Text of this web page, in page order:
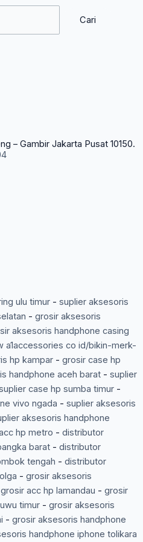
– Gambir Jakarta Pusat 10150.
ulu timur- suplier aksesoris
- grosir aksesoris
aksesoris handphone casing
a1accessories co id/bikin-merk-
hp kampar- grosir case hp
handphone aceh barat- suplier
case hp sumba timur-
vivo ngada - suplier aksesoris
aksesoris handphone
hp metro - distributor
barat- distributor
tengah - distributor
- grosir aksesoris
grosir acc hp lamandau - grosir
timur- grosir aksesoris
- grosir aksesoris handphone
handphone iphone tolikara